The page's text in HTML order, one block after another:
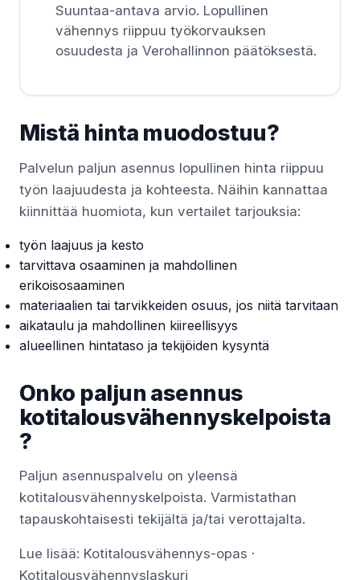
Suuntaa-antava arvio. Lopullinen
vähennys riippuu työkorvauksen
osuudesta ja Verohallinnon päätöksestä.
Mistä hinta muodostuu?
Palvelun paljun asennus lopullinen hinta riippuu
työn laajuudesta ja kohteesta. Näihin kannattaa
kiinnittää huomiota, kun vertailet tarjouksia:
työn laajuus ja kesto
tarvittava osaaminen ja mahdollinen
erikoisosaaminen
materiaalien tai tarvikkeiden osuus, jos niitä tarvitaan
aikataulu ja mahdollinen kiireellisyys
alueellinen hintataso ja tekijöiden kysyntä
Onko paljun asennus
kotitalousvähennyskelpoista
?
Paljun asennuspalvelu on yleensä
kotitalousvähennyskelpoista. Varmistathan
tapauskohtaisesti tekijältä ja/tai verottajalta.
Lue lisää: Kotitalousvähennys-opas ·
Kotitalousvähennyslaskuri